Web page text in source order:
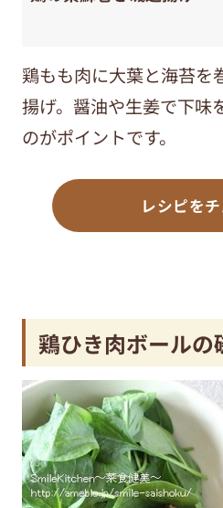
鶏もも肉に大葉と海苔を
揚げ。醤油や生姜で下味
のがポイントです。
レシピを
鶏ひき肉ボールの